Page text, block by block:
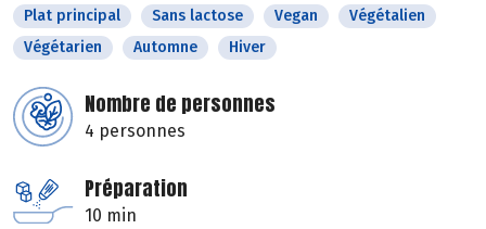
Plat principal Sans lactose Vegan
Végétalien
Végétarien
Automne Hiver
Nombre de personnes
4 personnes
Préparation
10 min